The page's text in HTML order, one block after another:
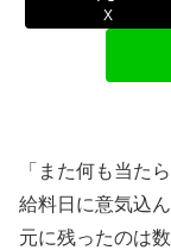
X
「また何も当た
給料日に意気込
元に残ったのは